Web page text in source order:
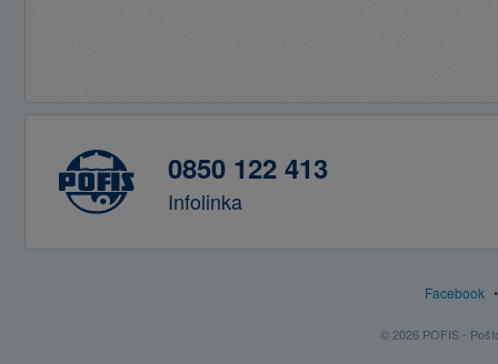
0850 122 413
Infolinka
Facebook
© 2026 POFIS -